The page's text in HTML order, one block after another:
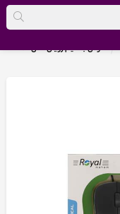
ماوس با سیم رویال مدل M169